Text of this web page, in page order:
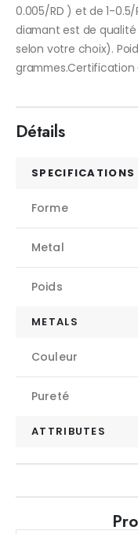
0.005/RD ) et de 1-
diamant est de qualité
selon votre choix).
grammes.Certification
Détails
SPECIFICATIONS
Forme
Metal
Poids
METALS
Couleur
Pureté
ATTRIBUTES